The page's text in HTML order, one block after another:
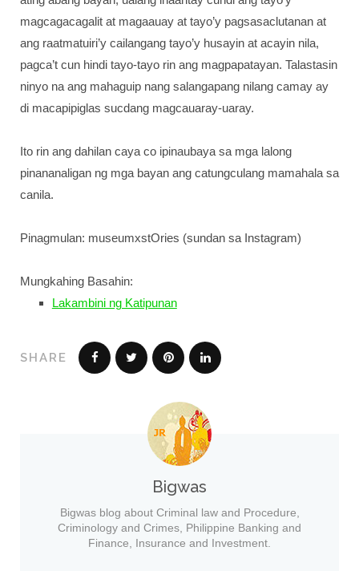
magcagacagalit at magaauay at tayo’y pagsasaclutanan at
ang raatmatuiri’y cailangang tayo’y husayin at acayin nila,
pagca’t cun hindi tayo-tayo rin ang magpapatayan. Talastasin
ninyo na ang mahaguip nang salangapang nilang camay ay
di macapipiglas sucdang magcauaray-uaray.
Ito rin ang dahilan caya co ipinaubaya sa mga lalong
pinananaligan ng mga bayan ang catungculang mamahala sa
canila.
Pinagmulan: museumxstOries (sundan sa Instagram)
Mungkahing Basahin:
Lakambini ng Katipunan
SHARE
Bigwas
Bigwas blog about Criminal law and Procedure,
Criminology and Crimes, Philippine Banking and
Finance, Insurance and Investment.